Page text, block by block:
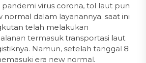
virus corona, tol laut pun
dalam layanannya. saat ini
telah melakukan
termasuk transportasi laut
Namun, setelah tanggal 8
era new normal.